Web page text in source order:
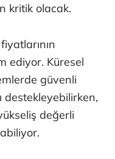
kritik olacak.
ediyor. Küresel
güvenli
destekleyebilirken,
değerli